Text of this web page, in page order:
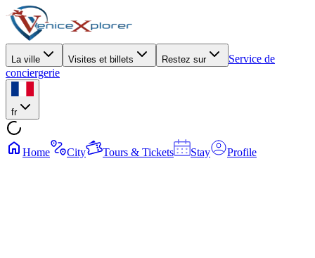
La ville Visites et billets Restez sur
Service de
conciergerie
fr
Home City Tours & Tickets Stay Profile